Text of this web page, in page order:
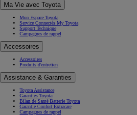
Ma Vie avec Toyota
Mon Espace Toyota
Service Connectés My Toyota
Support Technique
Campagnes de rappel
Accessoires
Accessoires
Produits d'entretien
Assistance & Garanties
Toyota Assistance
Garanties Toyota
Bilan de Santé Batterie Toyota
Garantie Confort Extracare
Campagnes de rappel